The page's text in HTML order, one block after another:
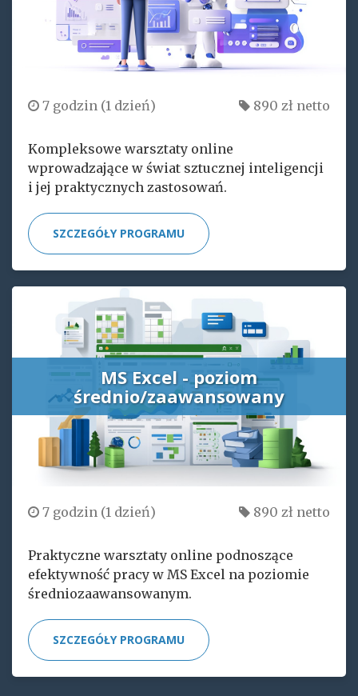
7 godzin (1 dzień) 890 zł netto
Kompleksowe warsztaty online
wprowadzające w świat sztucznej inteligencji
i jej praktycznych zastosowań.
SZCZEGÓŁY PROGRAMU
MS Excel - poziom
średnio/zaawansowany
7 godzin (1 dzień) 890 zł netto
Praktyczne warsztaty online podnoszące
efektywność pracy w MS Excel na poziomie
średniozaawansowanym.
SZCZEGÓŁY PROGRAMU